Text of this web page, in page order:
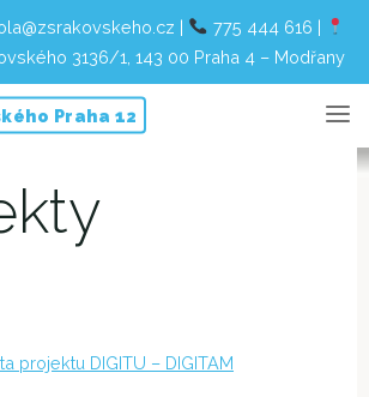
| 775 444 616 |
3136/1, 143 00 Praha 4 – Modřany
Praha 12
projektu DIGITU – DIGITAM